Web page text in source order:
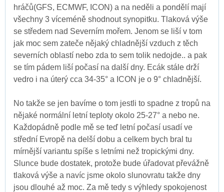
hráčů(GFS, ECMWF, ICON) a na neděli a pondělí mají
všechny 3 víceméně shodnout synopitku. Tlaková výše
se středem nad Severním mořem. Jenom se liší v tom
jak moc sem zateče nějaký chladnější vzduch z těch
severních oblastí nebo zda to sem tolik nedojde.. a pak
se tím pádem liší počasí na další dny. Ecák stále drží
vedro i na úterý cca 34-35° a ICON je o 9° chladnější.
No takže se jen bavíme o tom jestli to spadne z tropů na
nějaké normální letní teploty okolo 25-27° a nebo ne.
Každopádně podle mě se teď letní počasí usadí ve
střední Evropě na delší dobu a celkem bych bral tu
mírnější variantu spíše s letními než tropickými dny.
Slunce bude dostatek, protože bude úřadovat převážně
tlaková výše a navíc jsme okolo slunovratu takže dny
jsou dlouhé až moc. Za mě tedy s výhledy spokojenost